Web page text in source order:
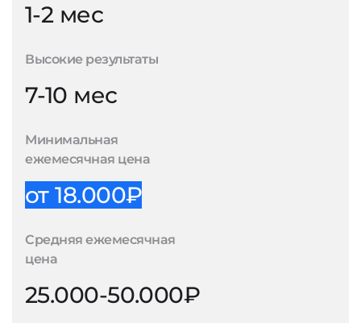
1-2 мес
Высокие результаты
7-10 мес
Минимальная
ежемесячная цена
от 18.000₽
Средняя ежемесячная
цена
25.000-50.000₽